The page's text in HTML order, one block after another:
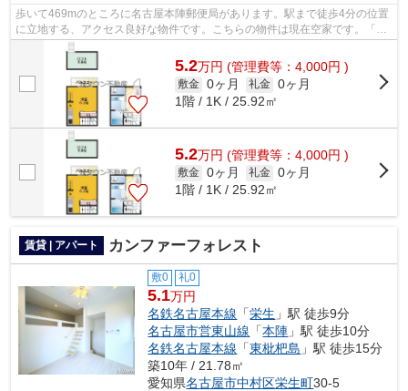
歩いて469mのところに名古屋本陣郵便局があります。駅まで徒歩4分の位置
に立地する、アクセス良好な物件です。こちらの物件は現在空家です。「コ
ンフォート本陣」の物件情報をお探しな...
5.2万円 (管理費等：4,000円 )
敷金 0ヶ月 礼金 0ヶ月
1階 / 1K / 25.92㎡
5.2万円 (管理費等：4,000円 )
敷金 0ヶ月 礼金 0ヶ月
1階 / 1K / 25.92㎡
賃貸 | アパート カンファーフォレスト
敷0 礼0
5.1万円
名鉄名古屋本線 「栄生 」駅 徒歩9分
名古屋市営東山線 「本陣 」駅 徒歩10分
名鉄名古屋本線 「東枇杷島 」駅 徒歩15分
築10年 / 21.78㎡
愛知県名古屋市中村区栄生町30-5